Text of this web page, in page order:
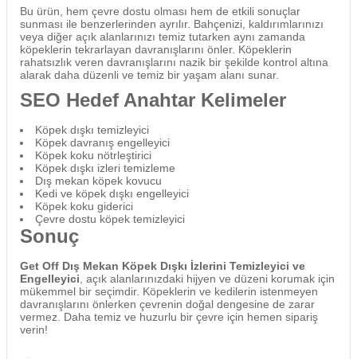
Bu ürün, hem çevre dostu olması hem de etkili sonuçlar
sunması ile benzerlerinden ayrılır. Bahçenizi, kaldırımlarınızı
veya diğer açık alanlarınızı temiz tutarken aynı zamanda
köpeklerin tekrarlayan davranışlarını önler. Köpeklerin
rahatsızlık veren davranışlarını nazik bir şekilde kontrol altına
alarak daha düzenli ve temiz bir yaşam alanı sunar.
SEO Hedef Anahtar Kelimeler
Köpek dışkı temizleyici
Köpek davranış engelleyici
Köpek koku nötrleştirici
Köpek dışkı izleri temizleme
Dış mekan köpek kovucu
Kedi ve köpek dışkı engelleyici
Köpek koku giderici
Çevre dostu köpek temizleyici
Sonuç
Get Off Dış Mekan Köpek Dışkı İzlerini Temizleyici ve
Engelleyici , açık alanlarınızdaki hijyen ve düzeni korumak için
mükemmel bir seçimdir. Köpeklerin ve kedilerin istenmeyen
davranışlarını önlerken çevrenin doğal dengesine de zarar
vermez. Daha temiz ve huzurlu bir çevre için hemen sipariş
verin!